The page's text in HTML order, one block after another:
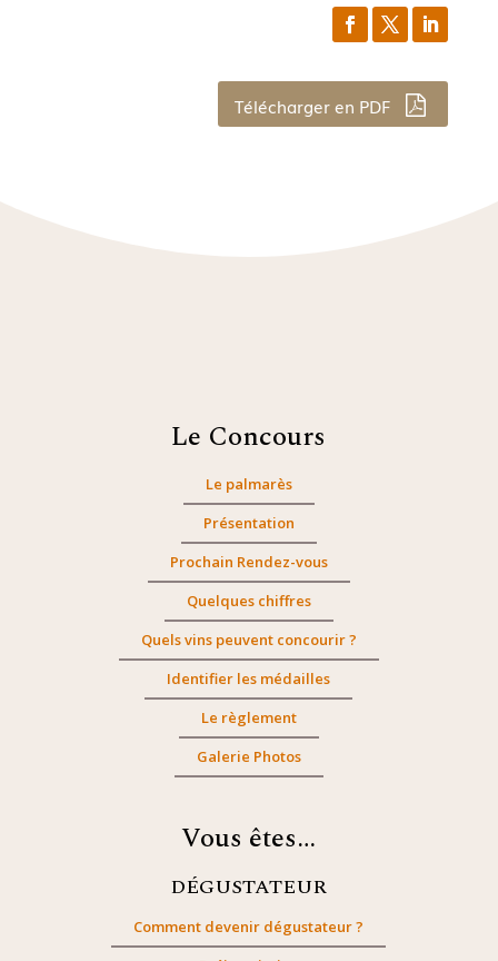
Télécharger en PDF
Le Concours
Le palmarès
Présentation
Prochain Rendez-vous
Quelques chiffres
Quels vins peuvent concourir ?
Identifier les médailles
Le règlement
Galerie Photos
Vous êtes…
DÉGUSTATEUR
Comment devenir dégustateur ?